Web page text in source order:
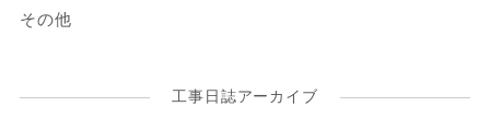
その他
工事日誌アーカイブ